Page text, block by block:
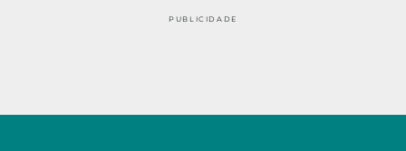
PUBLICIDADE